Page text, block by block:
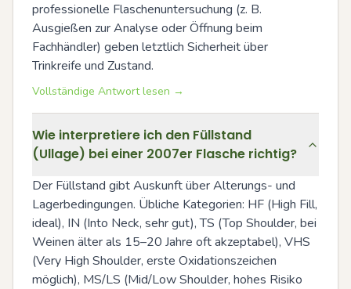
professionelle Flaschenuntersuchung (z. B.
Ausgießen zur Analyse oder Öffnung beim
Fachhändler) geben letztlich Sicherheit über
Trinkreife und Zustand.
Vollständige Antwort lesen →
Wie interpretiere ich den Füllstand
(Ullage) bei einer 2007er Flasche richtig?
Der Füllstand gibt Auskunft über Alterungs- und
Lagerbedingungen. Übliche Kategorien: HF (High Fill,
ideal), IN (Into Neck, sehr gut), TS (Top Shoulder, bei
Weinen älter als 15–20 Jahre oft akzeptabel), VHS
(Very High Shoulder, erste Oxidationszeichen
möglich), MS/LS (Mid/Low Shoulder, hohes Risiko